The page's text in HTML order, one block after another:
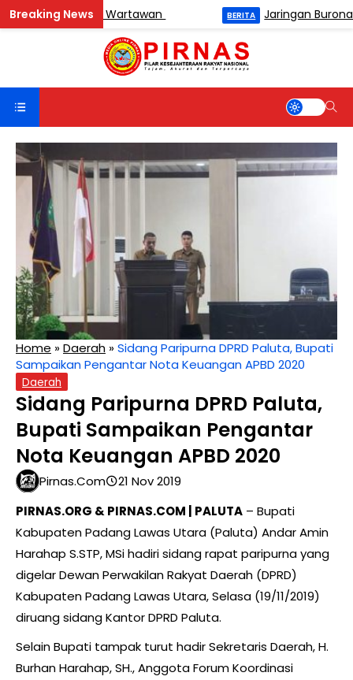
Catur Antar Wartawan Jaringan Buronan
Home »Daerah »Sidang Paripurna DPRD Paluta, Bupati
Sampaikan Pengantar Nota Keuangan APBD 2020
Daerah
Sidang Paripurna DPRD Paluta,
Bupati Sampaikan Pengantar
Nota Keuangan APBD 2020
Pirnas.com
21 Nov 2019
PIRNAS.ORG & PIRNAS.COM | PALUTA – Bupati
Kabupaten Padang Lawas Utara (Paluta) Andar Amin
Harahap S.STP, MSi hadiri sidang rapat paripurna yang
digelar Dewan Perwakilan Rakyat Daerah (DPRD)
Kabupaten Padang Lawas Utara, Selasa (19/11/2019)
diruang sidang Kantor DPRD Paluta.
Selain Bupati tampak turut hadir Sekretaris Daerah, H.
Burhan Harahap, SH., Anggota Forum Koordinasi